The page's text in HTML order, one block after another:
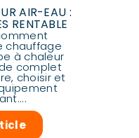
AIR-EAU :
RENTABLE
chauffage
à chaleur
complet
choisir et